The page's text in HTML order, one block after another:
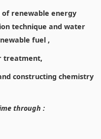
renewable energy
technique and water
fuel ,
treatment,
constructing chemistry
through :